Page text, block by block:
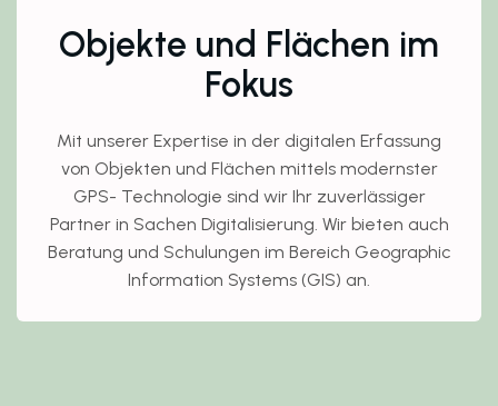
Objekte und Flächen im
Fokus
Mit unserer Expertise in der digitalen Erfassung
von Objekten und Flächen mittels modernster
GPS- Technologie sind wir Ihr zuverlässiger
Partner in Sachen Digitalisierung. Wir bieten auch
Beratung und Schulungen im Bereich Geographic
Information Systems (GIS) an.